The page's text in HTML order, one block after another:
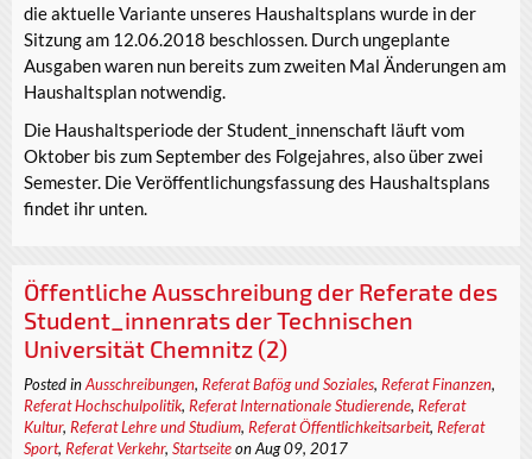
die aktuelle Variante unseres Haushaltsplans wurde in der
Sitzung am 12.06.2018 beschlossen. Durch ungeplante
Ausgaben waren nun bereits zum zweiten Mal Änderungen am
Haushaltsplan notwendig.
Die Haushaltsperiode der Student_innenschaft läuft vom
Oktober bis zum September des Folgejahres, also über zwei
Semester. Die Veröffentlichungsfassung des Haushaltsplans
findet ihr unten.
Öffentliche Ausschreibung der Referate des
Student_innenrats der Technischen
Universität Chemnitz (2)
Posted inAusschreibungen, Referat Bafög und Soziales, Referat Finanzen,
Referat Hochschulpolitik, Referat Internationale Studierende, Referat
Kultur, Referat Lehre und Studium, Referat Öffentlichkeitsarbeit, Referat
Sport, Referat Verkehr, Startseiteon Aug 09, 2017